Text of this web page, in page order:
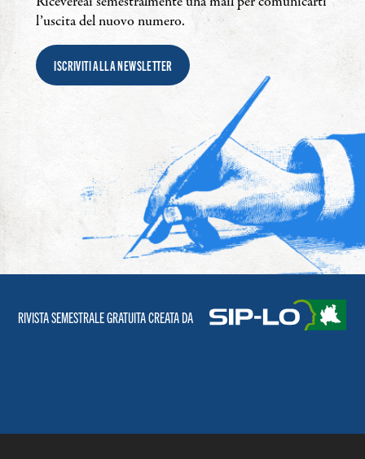
l’uscita del nuovo numero.
ISCRIVITI ALLA NEWSLETTER
RIVISTA SEMESTRALE GRATUITA CREATA DA